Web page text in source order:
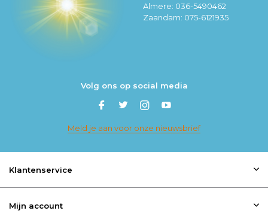
Almere: 036-5490462
Zaandam: 075-6121935
Volg ons op social media
Meld je aan voor onze nieuwsbrief
Klantenservice
Mijn account